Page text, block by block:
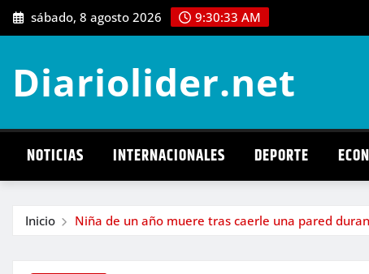
Saltar
al
sábado, 8 agosto 2026 9:30:34 AM
Diariolider.net
NOTICIAS INTERNACIONALES DEPORTE
Inicio Niña de un año muere tras caerle una pared